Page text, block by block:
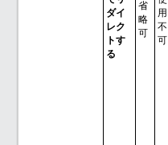
ダイ
レク
トす
る
省
略
可
用
不
可